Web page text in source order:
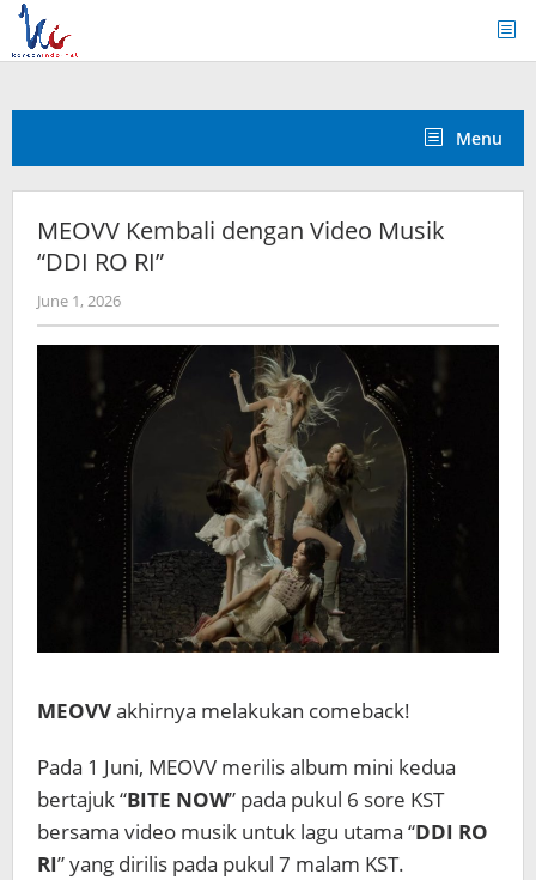
Skip
content
Menu
MEOVV Kembali dengan Video Musik
“DDI RO RI”
June 1, 2026by
anisrina
MEOVVakhirnya melakukan comeback!
Pada 1 Juni, MEOVV merilis album mini kedua
bertajuk “BITE NOW” pada pukul 6 sore KST
bersama video musik untuk lagu utama “DDI RO
RI” yang dirilis pada pukul 7 malam KST.